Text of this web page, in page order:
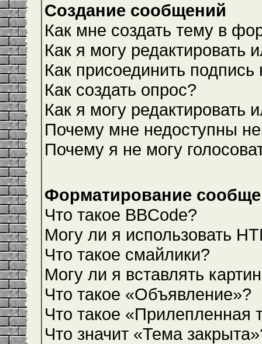
Создание сообщений
Как мне создать тему в
Как я могу редактировать
Как присоединить
Как создать опрос?
Как я могу редактировать
Почему мне недоступны
Почему я не могу
Форматирование
Что такое BBCode?
Могу ли я использовать
Что такое смайлики?
Могу ли я вставлять
Что такое «Объявление»?
Что такое «Прилепленная
Что значит «Тема